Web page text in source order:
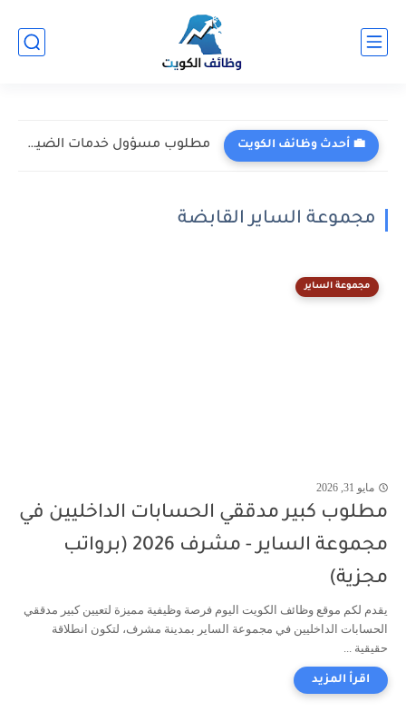
💼 أحدث وظائف الكويت مطلوب مسؤول خدمات الضيوف في فندق جراند حياة - مدينة...
مجموعة الساير القابضة
مجموعة الساير
مايو 31, 2026
مطلوب كبير مدققي الحسابات الداخليين في
مجموعة الساير - مشرف 2026 (برواتب
مجزية)
يقدم لكم موقع وظائف الكويت اليوم فرصة وظيفية مميزة لتعيين كبير مدققي
الحسابات الداخليين في مجموعة الساير بمدينة مشرف، لتكون انطلاقة
حقيقية ...